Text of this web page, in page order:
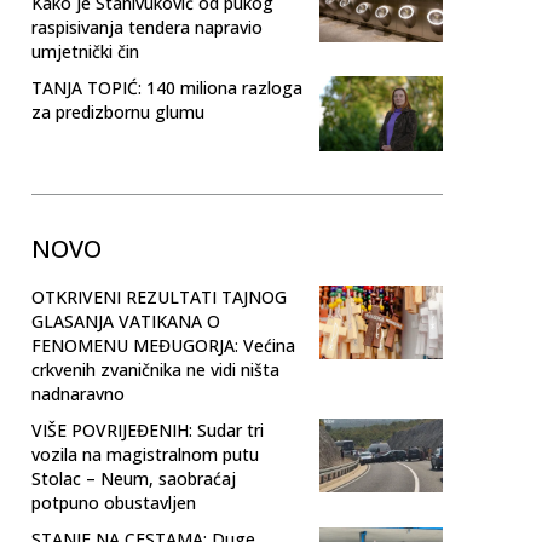
raspisivanja tendera napravio
umjetnički čin
TANJA TOPIĆ: 140 miliona razloga
za predizbornu glumu
NOVO
OTKRIVENI REZULTATI TAJNOG
GLASANJA VATIKANA O
FENOMENU MEĐUGORJA: Većina
crkvenih zvaničnika ne vidi ništa
nadnaravno
VIŠE POVRIJEĐENIH: Sudar tri
vozila na magistralnom putu
Stolac – Neum, saobraćaj
potpuno obustavljen